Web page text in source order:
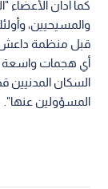
كما أدان الأعضاء
والمسيحيين،
قبل منظمة داعش
أي هجمات واسعة
السكان المدنيين
المسؤولين عنها".